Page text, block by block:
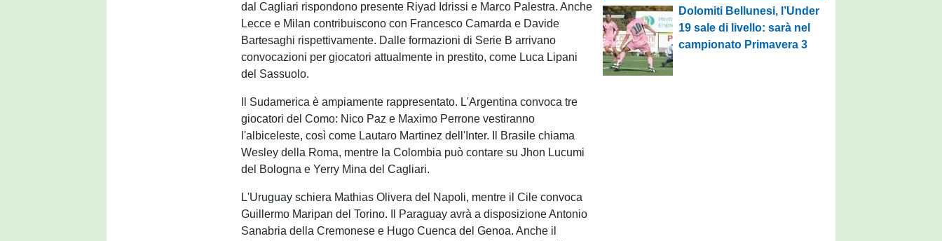
dal Cagliari rispondono presente Riyad Idrissi e Marco Palestra. Anche
Lecce e Milan contribuiscono con Francesco Camarda e Davide
Bartesaghi rispettivamente. Dalle formazioni di Serie B arrivano
convocazioni per giocatori attualmente in prestito, come Luca Lipani
del Sassuolo.
Il Sudamerica è ampiamente rappresentato. L'Argentina convoca tre
giocatori del Como: Nico Paz e Maximo Perrone vestiranno
l'albiceleste, così come Lautaro Martinez dell'Inter. Il Brasile chiama
Wesley della Roma, mentre la Colombia può contare su Jhon Lucumi
del Bologna e Yerry Mina del Cagliari.
L'Uruguay schiera Mathias Olivera del Napoli, mentre il Cile convoca
Guillermo Maripan del Torino. Il Paraguay avrà a disposizione Antonio
Sanabria della Cremonese e Hugo Cuenca del Genoa. Anche il
Dolomiti Bellunesi, l’Under
19 sale di livello: sarà nel
campionato Primavera 3